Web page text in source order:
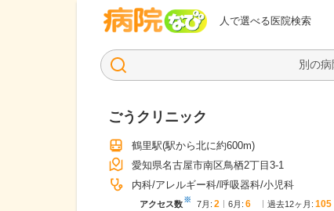
人で選べる医院検索
病院なび
ごうクリニック
鶴里駅(駅から北に約600m)
愛知県名古屋市南区鳥栖2丁目3-1
内科 アレルギー科 呼吸器科 小児科
アクセス数※ 7月 : 2 6月 : 6 過去12ヶ月: 105